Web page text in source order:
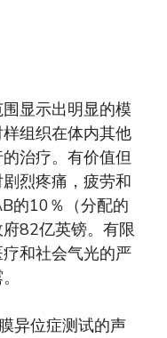
显示出明显的模
组织在体内其他
治疗。有价值但
烈疼痛，疲劳和
的10％（分配的
82亿英镑。有限
和社会气光的严
异位症测试的声